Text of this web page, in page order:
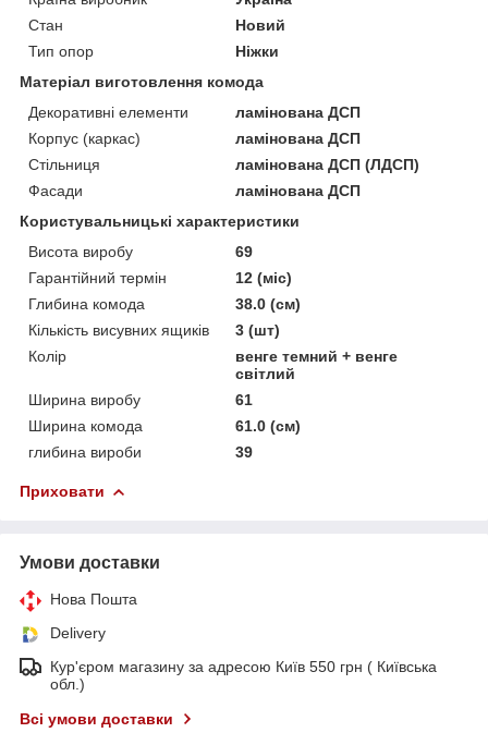
Стан
Новий
Тип опор
Ніжки
Матеріал виготовлення комода
Декоративні елементи
ламінована ДСП
Корпус (каркас)
ламінована ДСП
Стільниця
ламінована ДСП (ЛДСП)
Фасади
ламінована ДСП
Користувальницькі характеристики
Висота виробу
69
Гарантійний термін
12 (міс)
Глибина комода
38.0 (см)
Кількість висувних ящиків
3 (шт)
Колір
венге темний + венге
світлий
Ширина виробу
61
Ширина комода
61.0 (см)
глибина вироби
39
Приховати
Умови доставки
Нова Пошта
Delivery
Кур'єром магазину за адресою Київ 550 грн ( Київська
обл.)
Всі умови доставки